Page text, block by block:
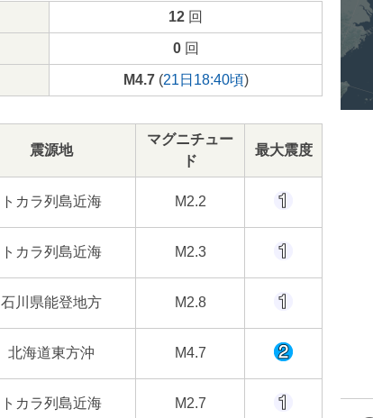
12 回
0回
M4.7(21日18:40頃)
震源地
マグニチュー
ド
最大震度
トカラ列島近海 M2.2
トカラ列島近海 M2.3
石川県能登地方 M2.8
北海道東方沖 M4.7
トカラ列島近海 M2.7